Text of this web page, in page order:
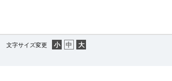
文字サイズ変更